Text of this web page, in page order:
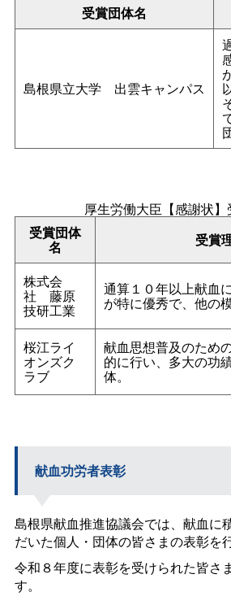
受賞団体名
島根県立大学 出雲キャンパス
厚生労働大臣【感謝状】
受賞団体
名 受賞
株式会
社 藤原
技研工業
通算１０年以上献血
が特に優秀で、他の
桜江ライ
オンズク
ラブ
献血思想普及のため
的に行い、多大の功
体。
献血功労者表彰
島根県献血推進協議会では、献血に
だいた個人・団体の皆さまの表彰を
令和８年度に表彰を受けられた皆さ
す。